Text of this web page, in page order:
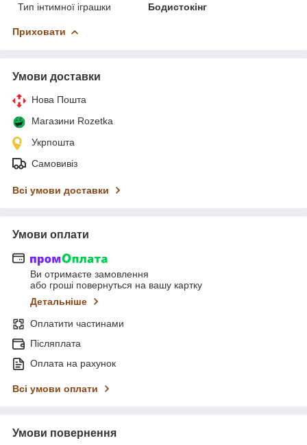
Тип інтимної іграшки
Бодистокінг
Приховати
Умови доставки
Нова Пошта
Магазини Rozetka
Укрпошта
Самовивіз
Всі умови доставки
Умови оплати
Ви отримаєте замовлення
або гроші повернуться на вашу картку
Детальніше
Оплатити частинами
Післяплата
Оплата на рахунок
Всі умови оплати
Умови повернення